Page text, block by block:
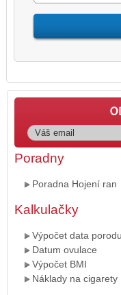
Poradny
Poradna Hojení ran
Kalkulačky
Výpočet data porodu
Datum ovulace
Výpočet BMI
Náklady na cigarety